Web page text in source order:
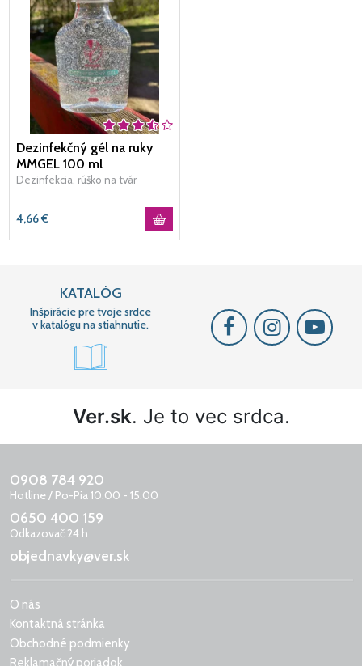
Dezinfekčný gél na ruky
MMGEL 100 ml
Dezinfekcia, rúško na tvár
4,66€
KATALÓG
Inšpirácie pre tvoje srdce
v katalógu na stiahnutie.
Ver.sk. Je to vec srdca.
0908 784 920
Hotline / Po-Pia 10:00 - 15:00
0650 400 159
Odkazovač 24 h
objednavky@ver.sk
O nás
Kontaktná stránka
Obchodné podmienky
Reklamačný poriadok